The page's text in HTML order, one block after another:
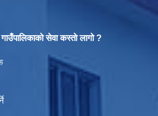
सेवा कस्ताे लागो ?